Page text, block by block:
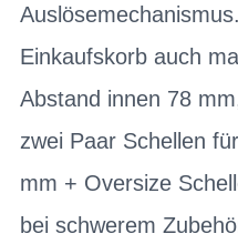
Einkaufskorb auch
Abstand innen 78
zwei Paar Schellen
mm + Oversize
bei schwerem